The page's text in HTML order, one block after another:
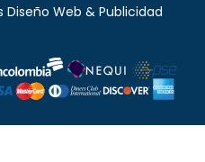
Diseño Web & Publicidad